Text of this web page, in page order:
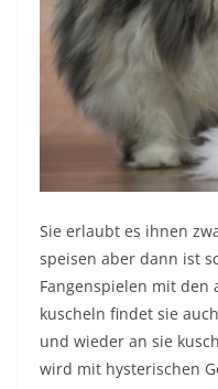
Sie erlaubt es ihnen
speisen aber dann ist
Fangenspielen mit den
kuscheln findet sie
und wieder an sie
wird mit hysterischen